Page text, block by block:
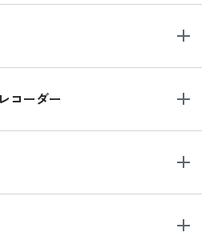
コーダー
インチ の新品買取価格
リーズ
新品買取価格
ンチ シリーズ
ンチ の新品買取価格